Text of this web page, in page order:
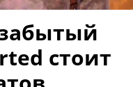
стоит